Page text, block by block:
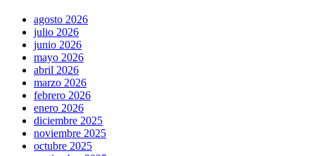
agosto 2026
julio 2026
junio 2026
mayo 2026
abril 2026
marzo 2026
febrero 2026
enero 2026
diciembre 2025
noviembre 2025
octubre 2025